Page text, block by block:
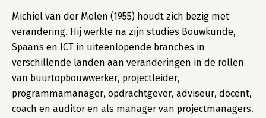
Michiel van der Molen (1955) houdt zich bezig met
verandering. Hij werkte na zijn studies Bouwkunde,
Spaans en ICT in uiteenlopende branches in
verschillende landen aan veranderingen in de rollen
van buurtopbouwwerker, projectleider,
programmamanager, opdrachtgever, adviseur, docent,
coach en auditor en als manager van projectmanagers.